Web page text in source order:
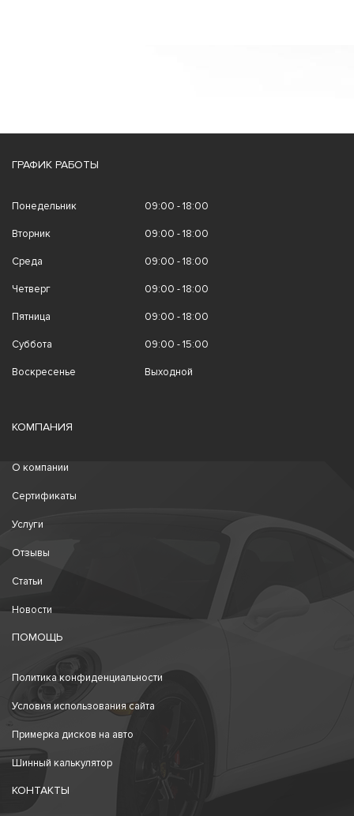
ГРАФИК РАБОТЫ
Понедельник 09:00 - 18:00
Вторник 09:00 - 18:00
Среда 09:00 - 18:00
Четверг 09:00 - 18:00
Пятница 09:00 - 18:00
Суббота 09:00 - 15:00
Воскресенье Выходной
КОМПАНИЯ
О компании
Сертификаты
Услуги
Отзывы
Статьи
Новости
ПОМОЩЬ
Политика конфиденциальности
Условия использования сайта
Примерка дисков на авто
Шинный калькулятор
КОНТАКТЫ